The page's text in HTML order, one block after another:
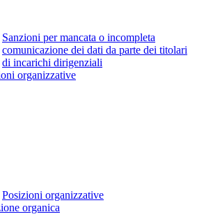
Sanzioni per mancata o incompleta
comunicazione dei dati da parte dei titolari
di incarichi dirigenziali
organizzative
Posizioni organizzative
organica